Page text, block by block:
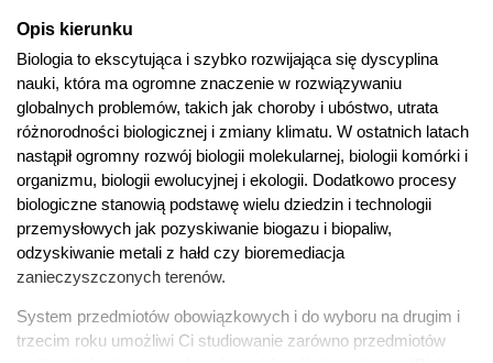
Opis kierunku
Biologia to ekscytująca i szybko rozwijająca się dyscyplina
nauki, która ma ogromne znaczenie w rozwiązywaniu
globalnych problemów, takich jak choroby i ubóstwo, utrata
różnorodności biologicznej i zmiany klimatu. W ostatnich latach
nastąpił ogromny rozwój biologii molekularnej, biologii komórki i
organizmu, biologii ewolucyjnej i ekologii. Dodatkowo procesy
biologiczne stanowią podstawę wielu dziedzin i technologii
przemysłowych jak pozyskiwanie biogazu i biopaliw,
odzyskiwanie metali z hałd czy bioremediacja
zanieczyszczonych terenów.
System przedmiotów obowiązkowych i do wyboru na drugim i
trzecim roku umożliwi Ci studiowanie zarówno przedmiotów